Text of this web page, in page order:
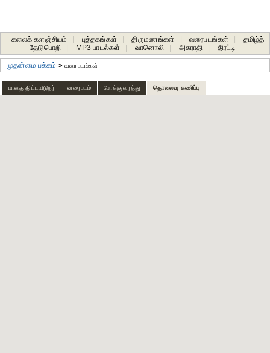
கலைக் களஞ்சியம் புத்தகங்கள் திருமணங்கள் வரைபடங்கள்
தமிழ்த்
தேடுபொறி
MP3 பாடல்கள் வானொலி அகராதி திரட்டி
முதன்மை பக்கம் »வரைபடங்கள்
பாதை திட்டமிடுநர் வரைபடம் போக்குவரத்து தொலைவு கணிப்பு